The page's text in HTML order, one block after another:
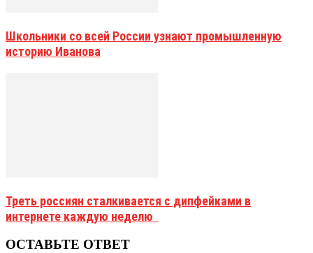
Школьники со всей России узнают промышленную
историю Иванова
Треть россиян сталкивается с дипфейками в
интернете каждую неделю
ОСТАВЬТЕ ОТВЕТ